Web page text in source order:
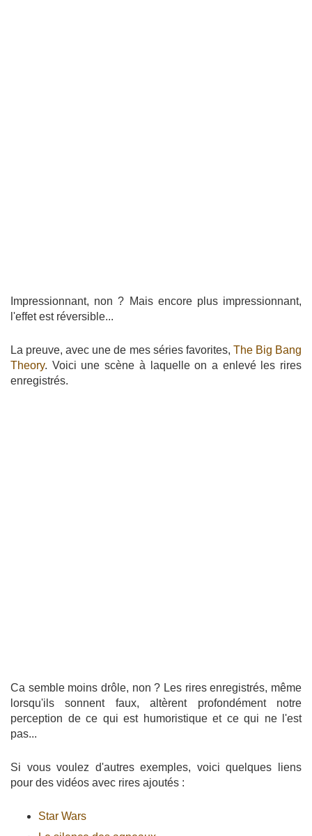
Impressionnant, non ? Mais encore plus impressionnant,
l'effet est réversible...
La preuve, avec une de mes séries favorites, The Big Bang
Theory. Voici une scène à laquelle on a enlevé les rires
enregistrés.
Ca semble moins drôle, non ? Les rires enregistrés, même
lorsqu'ils sonnent faux, altèrent profondément notre
perception de ce qui est humoristique et ce qui ne l'est
pas...
Si vous voulez d'autres exemples, voici quelques liens
pour des vidéos avec rires ajoutés :
Star Wars